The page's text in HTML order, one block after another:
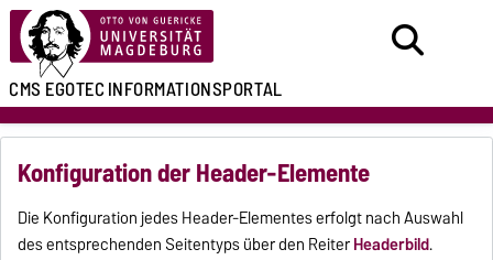
CMS EGOTECINFORMATIONSPORTAL
Konfiguration der Header-Elemente
Die Konfiguration jedes Header-Elementes erfolgt nach Auswahl
des entsprechenden Seitentyps über den ReiterHeaderbild.